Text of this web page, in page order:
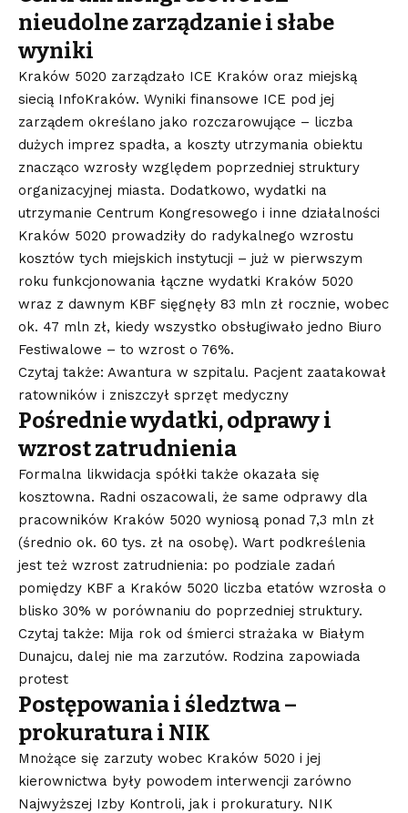
nieudolne zarządzanie i słabe
wyniki
Kraków 5020 zarządzało ICE Kraków oraz miejską
siecią InfoKraków. Wyniki finansowe ICE pod jej
zarządem określano jako rozczarowujące – liczba
dużych imprez spadła, a koszty utrzymania obiektu
znacząco wzrosły względem poprzedniej struktury
organizacyjnej miasta. Dodatkowo, wydatki na
utrzymanie Centrum Kongresowego i inne działalności
Kraków 5020 prowadziły do radykalnego wzrostu
kosztów tych miejskich instytucji – już w pierwszym
roku funkcjonowania łączne wydatki Kraków 5020
wraz z dawnym KBF sięgnęły 83 mln zł rocznie, wobec
ok. 47 mln zł, kiedy wszystko obsługiwało jedno Biuro
Festiwalowe – to wzrost o 76%.
Czytaj także: Awantura w szpitalu. Pacjent zaatakował
ratowników i zniszczył sprzęt medyczny
Pośrednie wydatki, odprawy i
wzrost zatrudnienia
Formalna likwidacja spółki także okazała się
kosztowna. Radni oszacowali, że same odprawy dla
pracowników Kraków 5020 wyniosą ponad 7,3 mln zł
(średnio ok. 60 tys. zł na osobę). Wart podkreślenia
jest też wzrost zatrudnienia: po podziale zadań
pomiędzy KBF a Kraków 5020 liczba etatów wzrosła o
blisko 30% w porównaniu do poprzedniej struktury.
Czytaj także: Mija rok od śmierci strażaka w Białym
Dunajcu, dalej nie ma zarzutów. Rodzina zapowiada
protest
Postępowania i śledztwa –
prokuratura i NIK
Mnożące się zarzuty wobec Kraków 5020 i jej
kierownictwa były powodem interwencji zarówno
Najwyższej Izby Kontroli, jak i prokuratury. NIK